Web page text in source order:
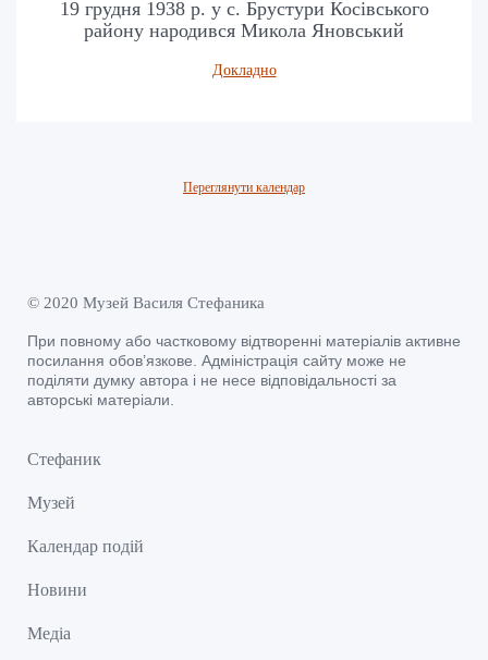
19 грудня 1938 р. у с. Брустури Косівського
району народився Микола Яновський
Докладно
Переглянути календар
© 2020 Музей Василя Стефаника
При повному або частковому відтворенні матеріалів активне
посилання обов’язкове. Адміністрація сайту може не
поділяти думку автора і не несе відповідальності за
авторські матеріали.
Стефаник
Музей
Календар подій
Новини
Медіа